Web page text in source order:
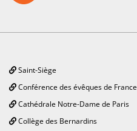
Saint-Siège
Conférence des évêques de France
Cathédrale Notre-Dame de Paris
Collège des Bernardins